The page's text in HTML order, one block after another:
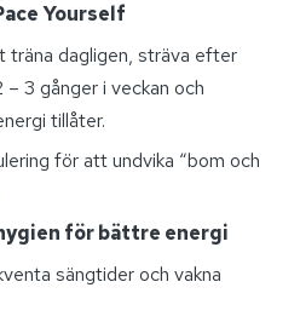
Yourself
träna dagligen, sträva efter
– 3 gånger i veckan och
tillåter.
för att undvika “bom och
för bättre energi
sängtider och vakna